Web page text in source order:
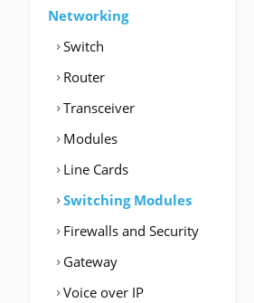
Networking
Switch
Router
Transceiver
Modules
Line Cards
Switching Modules
Firewalls and Security
Gateway
Voice over IP